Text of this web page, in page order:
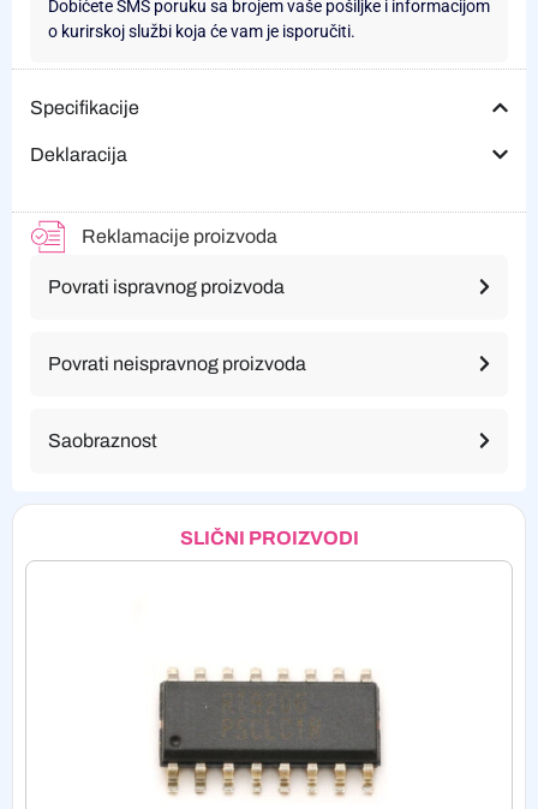
Dobićete SMS poruku sa brojem vaše pošiljke i informacijom
o kurirskoj službi koja će vam je isporučiti.
Specifikacije
Deklaracija
Reklamacije proizvoda
Povrati ispravnog proizvoda
Povrati neispravnog proizvoda
Saobraznost
SLIČNI PROIZVODI